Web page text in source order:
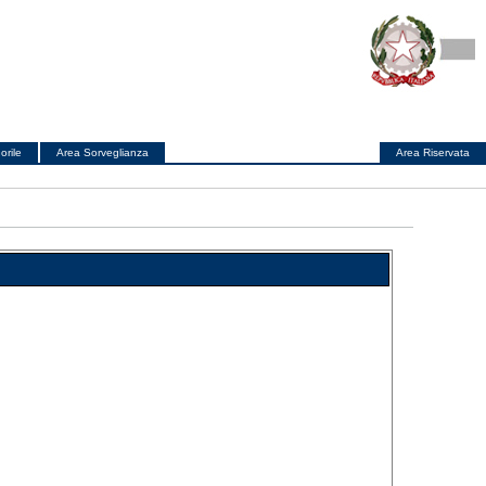
Area Sorveglianza
Area Riservata